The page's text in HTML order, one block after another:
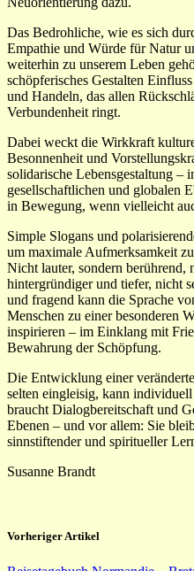
Das Bedrohliche, wie es sich
Empathie und Würde für Natur
weiterhin zu unserem Leben
schöpferisches Gestalten
und Handeln, das allen
Verbundenheit ringt.
Dabei weckt die Wirkkraft
Besonnenheit und
solidarische Lebensgestaltung –
gesellschaftlichen und globalen
in Bewegung, wenn vielleicht
Simple Slogans und
um maximale Aufmerksamkeit
Nicht lauter, sondern berührend,
hintergründiger und tiefer, nicht
und fragend kann die Sprache
Menschen zu einer besonderen
inspirieren – im Einklang mit
Bewahrung der Schöpfung.
Die Entwicklung einer
selten eingleisig, kann
braucht Dialogbereitschaft und
Ebenen – und vor allem: Sie
sinnstiftender und spiritueller
Susanne Brandt
Vorheriger Artikel